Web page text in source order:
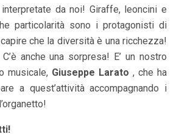
da noi! Giraffe, leoncini e
particolarità sono i protagonisti di
che la diversità è una ricchezza!
anche una sorpresa! E’ un nostro
musicale, Giuseppe Larato , che ha
a quest’attività accompagnando i